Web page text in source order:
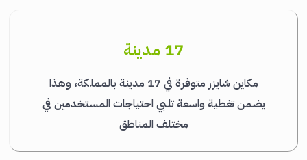
17 مدينة
مكاين شايزر متوفرة في 17 مدينة بالمملكة، وهذا
يضمن تغطية واسعة تلبي احتياجات المستخدمين في
مختلف المناطق